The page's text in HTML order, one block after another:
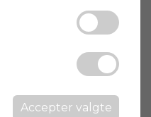
google maps
Accepter valgte